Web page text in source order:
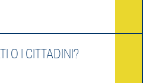
O I CITTADINI?